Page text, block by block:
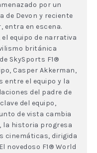
por un
de Devon y reciente
entra en escena.
equipo de narrativa
británica
SkySports F1®
Casper Akkerman,
entre el equipo y la
del padre de
del equipo,
de vista cambia
la historia progresa
cinemáticas, dirigida
novedoso F1® World